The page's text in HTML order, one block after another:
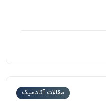
مقالات آکادمیک